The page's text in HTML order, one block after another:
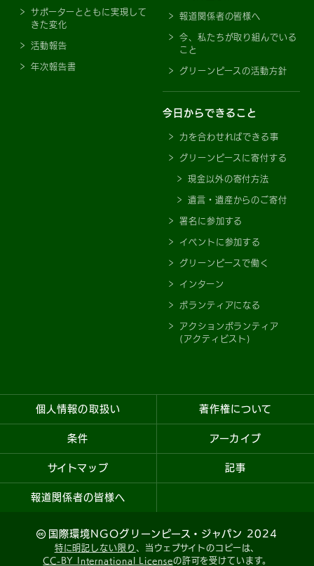
サポーターとともに実現して
きた変化
活動報告
年次報告書
報道関係者の皆様へ
今、私たちが取り組んでいる
こと
グリーンピースの活動方針
今日からできること
力を合わせればできる事
グリーンピースに寄付する
現金以外の寄付方法
遺言・遺産からのご寄付
署名に参加する
イベントに参加する
グリーンピースで働く
インターン
ボランティアになる
アクションボランティア
(アクティビスト)
個人情報の取扱い 著作権について
条件 アーカイブ
サイトマップ 記事
報道関係者の皆様へ
国際環境NGOグリーンピース・ジャパン 2024
特に明記しない限り 、当ウェブサイトのコピーは、
CC-BY International Licenseの許可を受けています。